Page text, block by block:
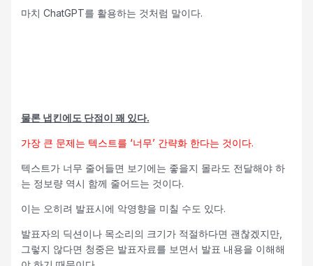
마치 ChatGPT를 활용하는 것처럼 말이다.
물론 냅킨에도 단점이 꽤 있다.
가장 큰 문제는 텍스트를 ‘너무’ 간략화 한다는 것이다.
텍스트가 너무 줄어들면 보기에는 좋을지 몰라도 전달해야 하
는 정보량 역시 함께 줄어드는 것이다.
이는 오히려 발표시에 악영향을 미칠 수도 있다.
발표자의 딕션이나 목소리의 크기가 적절하다면 괜찮겠지만,
그렇지 않다면 청중은 발표자료를 보면서 발표 내용을 이해해